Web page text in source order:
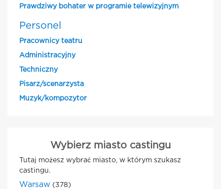
Prawdziwy bohater w programie telewizyjnym
Personel
Pracownicy teatru
Administracyjny
Techniczny
Pisarz/scenarzysta
Muzyk/kompozytor
Wybierz miasto castingu
Tutaj możesz wybrać miasto, w którym szukasz
castingu.
Warsaw (378)